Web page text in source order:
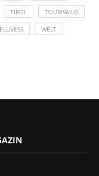
TIROL TOURISMUS
WELT